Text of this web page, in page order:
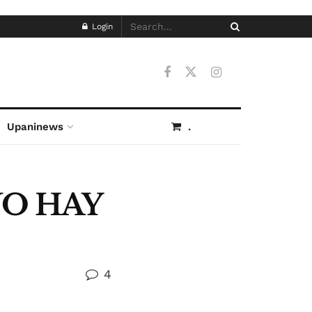
Login
Upaninews .
HAY
4